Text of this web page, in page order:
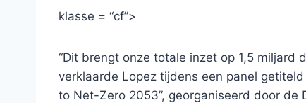
klasse = “cf”>
“Dit brengt onze totale inzet op 1,5 miljard
verklaarde Lopez tijdens een panel getiteld
to Net-Zero 2053”, georganiseerd door